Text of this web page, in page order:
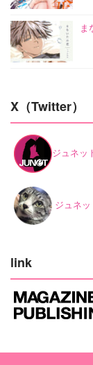
ま
X（Twitter）
ジュネッ
ジュネ
link